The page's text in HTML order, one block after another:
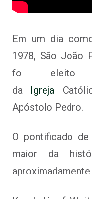
Em um dia
1978, São João
foi eleito
da Igreja
Apóstolo Pedro.
O pontificado
maior da
aproximadamente